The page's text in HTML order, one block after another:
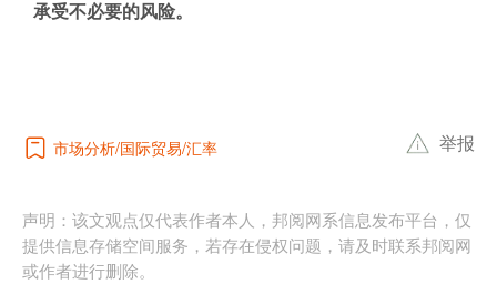
承受不必要的风险。
市场分析 国际贸易 汇率 举报
声明：该文观点仅代表作者本人，邦阅网系信息发布平台，仅
提供信息存储空间服务，若存在侵权问题，请及时联系邦阅网
或作者进行删除。